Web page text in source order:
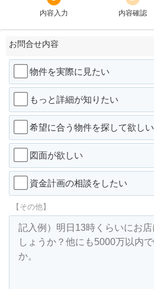
内容入力
内容確認
お問合せ内容
物件を実際に見たい
もっと詳細が知りたい
希望に合う物件を探して欲しい
図面が欲しい
資金計画の相談をしたい
【その他】